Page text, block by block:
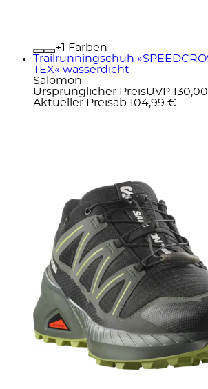
+
Farben
Trailrunningschuh
TEX« wasserdicht
Salomon
Ursprünglicher PreisUVP
Aktueller Preisab 104,99 €